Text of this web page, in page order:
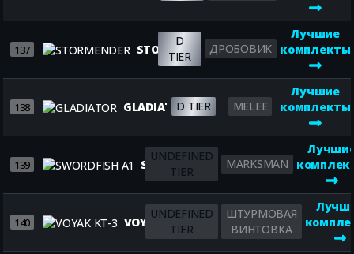
137 STORMENDER
D
TIER
ДРОБОВИК
Лучшие
комплекты
138 GLADIATORD TIER MELEE
Лучшие
комплекты
139 SWORDFISH A1
UNDEFINED
TIER
MARKSMAN
140 VOYAK KT-3
UNDEFINED
TIER
ШТУРМОВАЯ
ВИНТОВКА